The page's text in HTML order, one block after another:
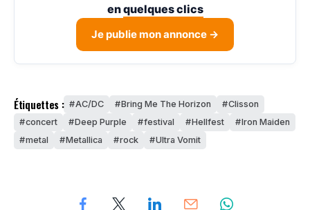
enquelques clics
Je publie mon annonce →
Étiquettes : AC/DC Bring Me The Horizon
Clisson
concert
Deep Purple festival Hellfest
Iron Maiden
metal
Metallica rock Ultra Vomit